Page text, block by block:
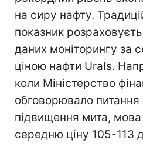
на сиру нафту.
показник
даних моніторингу за
ціною нафти Urals.
коли Міністерство
обговорювало питання
підвищення мита,
середню ціну 105-113